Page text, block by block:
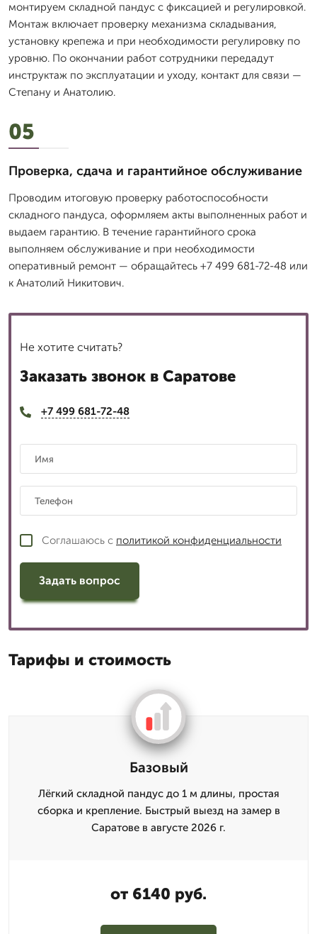
монтируем складной пандус с фиксацией и регулировкой.
Монтаж включает проверку механизма складывания,
установку крепежа и при необходимости регулировку по
уровню. По окончании работ сотрудники передадут
инструктаж по эксплуатации и уходу, контакт для связи —
Степану и Анатолию.
05
Проверка, сдача и гарантийное обслуживание
Проводим итоговую проверку работоспособности
складного пандуса, оформляем акты выполненных работ и
выдаем гарантию. В течение гарантийного срока
выполняем обслуживание и при необходимости
оперативный ремонт — обращайтесь +7 499 681-72-48 или
к Анатолий Никитович.
Не хотите считать?
Заказать звонок в Саратове
+7 499 681-72-48
Соглашаюсь с политикой конфиденциальности
Задать вопрос
Тарифы и стоимость
Базовый
Лёгкий складной пандус до 1 м длины, простая
сборка и крепление. Быстрый выезд на замер в
Саратове в августе 2026 г.
от 6140 руб.